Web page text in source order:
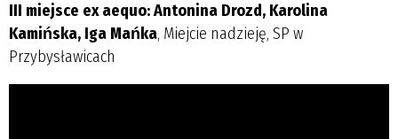
III miejsce ex aequo: Antonina Drozd, Karolina
Kamińska, Iga Mańka, Miejcie nadzieję, SP w
Przybysławicach